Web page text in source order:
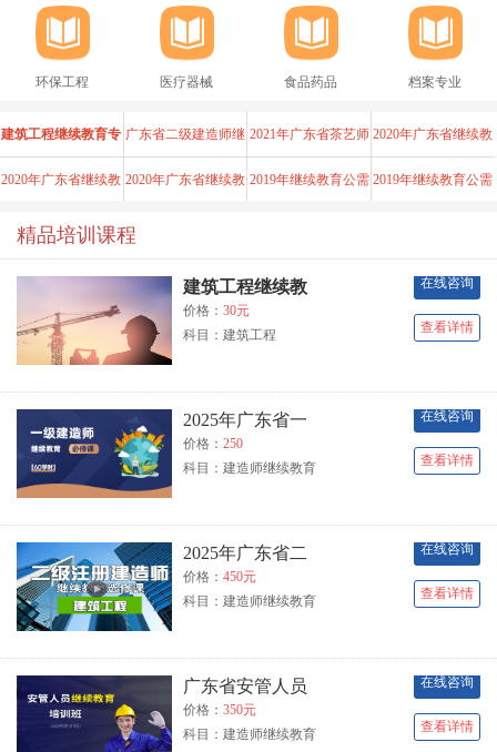
环保工程 医疗器械 食品药品 档案专业
建筑工程继续教育专
业课《建设工程
广东省二级建造师继
续教育必修课（
2021年广东省茶艺师
职业技能等级认证
2020年广东省继续教
育公需课《区块链
2020年广东省继续教
育公需课《区块链
2020年广东省继续教
育公需课《跨链互
2019年继续教育公需 2019年继续教育公需
精品培训课程
建筑工程继续教
价格： 30元
科目：建筑工程
在线咨询
查看详情
2025年广东省一
价格： 250
科目：建造师继续教育
在线咨询
查看详情
2025年广东省二
价格： 450元
科目：建造师继续教育
在线咨询
查看详情
广东省安管人员
价格： 350元
科目：建造师继续教育
在线咨询
查看详情